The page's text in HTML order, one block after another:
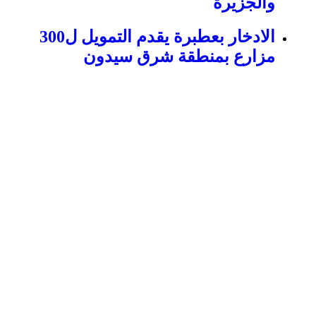
الادخار بعطبرة يقدم التمويل ل300
مزارع بمنطقة شرق سيدون